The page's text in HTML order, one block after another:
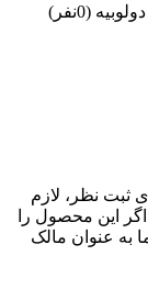
(0نفر)
ثبت نظر، لازم
این محصول را
به عنوان مالک